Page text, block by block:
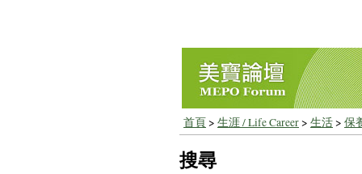
首頁> 生涯 / Life Career> 生活> 保
搜尋